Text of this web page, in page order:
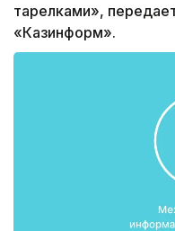
тарелками»,
«Казинформ».